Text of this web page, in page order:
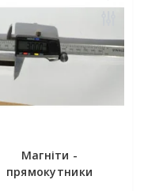
Магніти -
прямокутники